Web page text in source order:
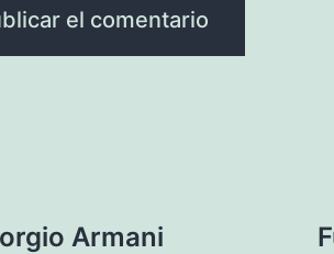
Armani